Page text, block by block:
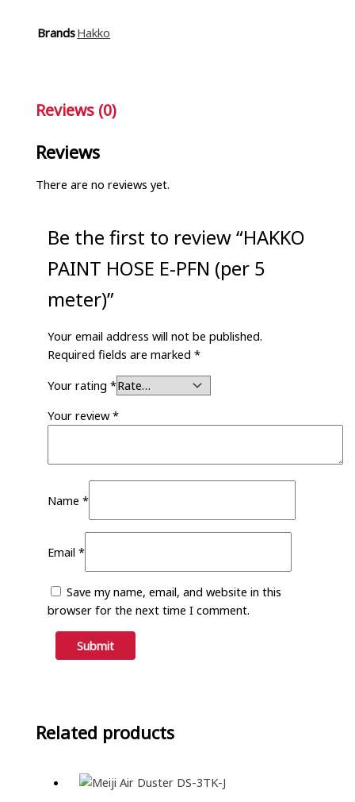
BrandsHakko
Reviews (0)
Reviews
There are no reviews yet.
Be the first to review “HAKKO
PAINT HOSE E-PFN (per 5
meter)”
Your email address will not be published.
Required fields are marked *
Your rating *
Your review*
Name *
Email *
Save my name, email, and website in this
browser for the next time I comment.
Related products